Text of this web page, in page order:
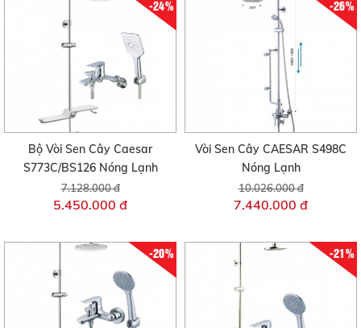
-24%
Bộ Vòi Sen Cây Caesar
S773C/BS126 Nóng Lạnh
7.128.000 đ
5.450.000 đ
-26%
Vòi Sen Cây CAESAR S498C
Nóng Lạnh
10.026.000 đ
7.440.000 đ
-20% -21%